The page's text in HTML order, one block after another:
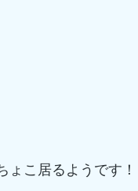
ょこ居るようです